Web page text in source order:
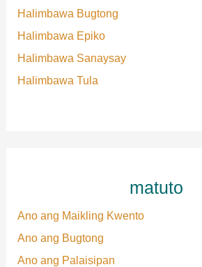
Halimbawa Bugtong
Halimbawa Epiko
Halimbawa Sanaysay
Halimbawa Tula
matuto
Ano ang Maikling Kwento
Ano ang Bugtong
Ano ang Palaisipan